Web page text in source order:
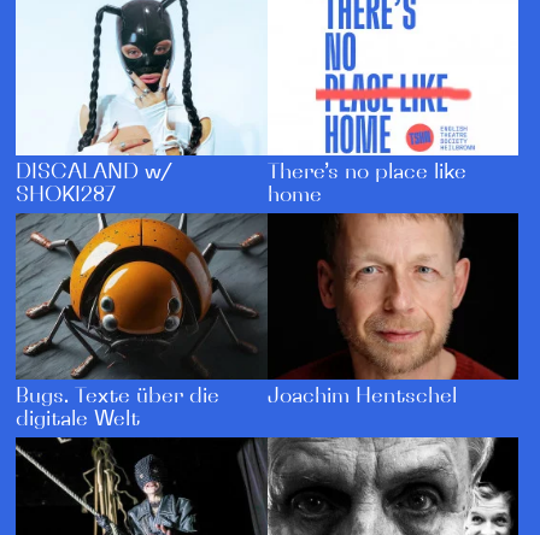
DISCALAND w/
SHOKI287
There’s no place like
home
Bugs. Texte über die
digitale Welt
Joachim Hentschel